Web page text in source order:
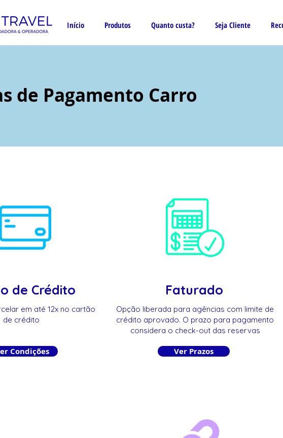
Início Produtos Quanto custa? Seja Cliente
de Pagamento Carro
de Crédito
em até 12x no cartão
de crédito
Condições
Faturado
Opção liberada para agências com limite de
crédito aprovado. O prazo para pagamento
considera o check-out das reservas
Ver Prazos